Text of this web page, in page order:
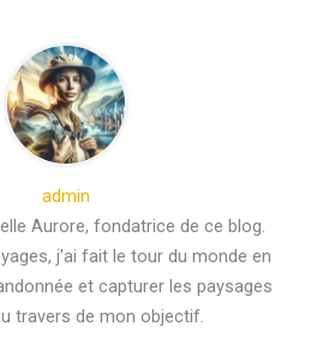
admin
Aurore, fondatrice de ce blog.
j'ai fait le tour du monde en
et capturer les paysages
travers de mon objectif.